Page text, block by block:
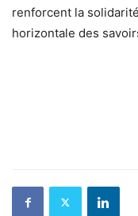
renforcent la
horizontale des